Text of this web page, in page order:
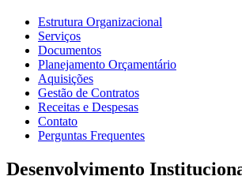
Estrutura Organizacional
Serviços
Documentos
Planejamento Orçamentário
Aquisições
Gestão de Contratos
Receitas e Despesas
Contato
Perguntas Frequentes
Desenvolvimento